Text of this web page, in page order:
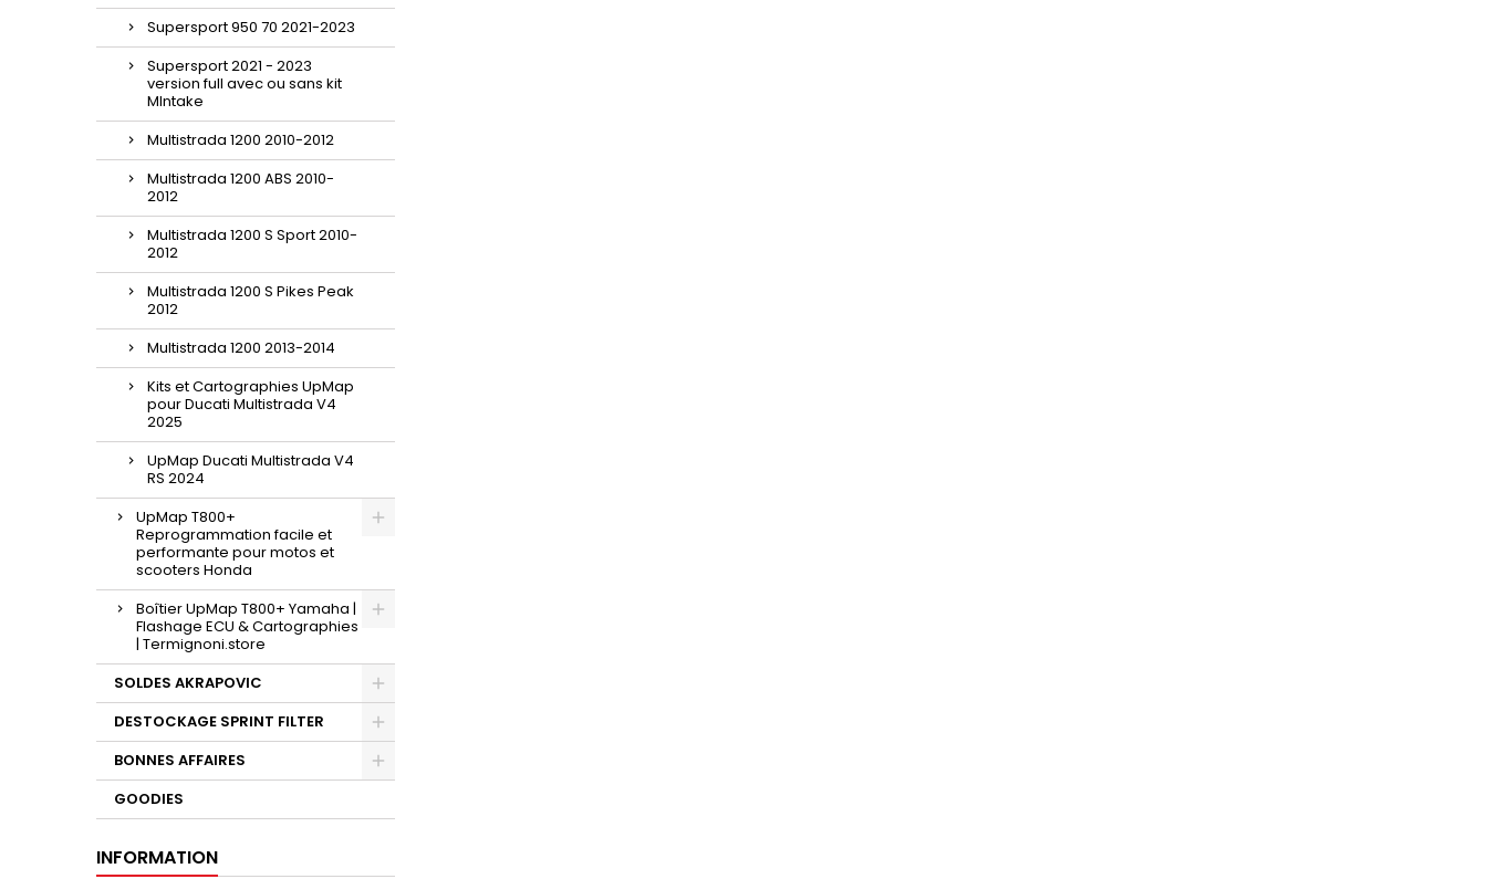
Supersport 950 70 2021-2023
Supersport 2021 - 2023
version full avec ou sans kit
MIntake
Multistrada 1200 2010-2012
Multistrada 1200 ABS 2010-
2012
Multistrada 1200 S Sport 2010-
2012
Multistrada 1200 S Pikes Peak
2012
Multistrada 1200 2013-2014
Kits et Cartographies UpMap
pour Ducati Multistrada V4
2025
UpMap Ducati Multistrada V4
RS 2024
UpMap T800+
Reprogrammation facile et
performante pour motos et
scooters Honda
Boîtier UpMap T800+ Yamaha |
Flashage ECU & Cartographies
| Termignoni.store
SOLDES AKRAPOVIC
DESTOCKAGE SPRINT FILTER
BONNES AFFAIRES
GOODIES
INFORMATION